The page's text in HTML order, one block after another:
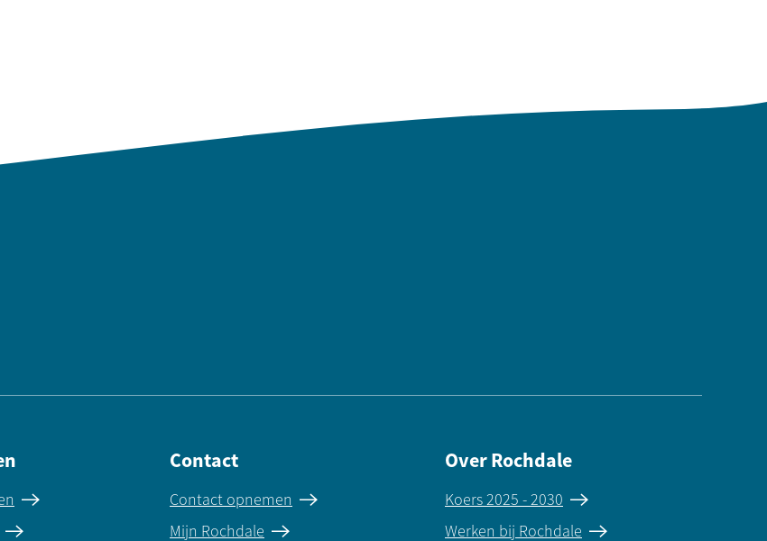
Contact
Contact opnemen
Mijn Rochdale
Over Rochdale
Koers 2025 - 2030
Werken bij Rochdale